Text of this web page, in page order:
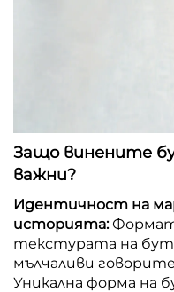
Защо винените
важни?
Идентичност на
историята:
текстурата на
мълчаливи
Уникална форма на